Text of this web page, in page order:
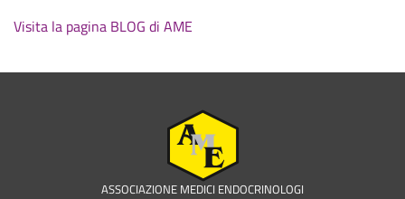
Visita la pagina BLOG di AME
ASSOCIAZIONE MEDICI ENDOCRINOLOGI